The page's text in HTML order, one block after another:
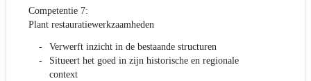
Competentie 7:
Plant restauratiewerkzaamheden
Verwerft inzicht in de bestaande structuren
Situeert het goed in zijn historische en regionale
context